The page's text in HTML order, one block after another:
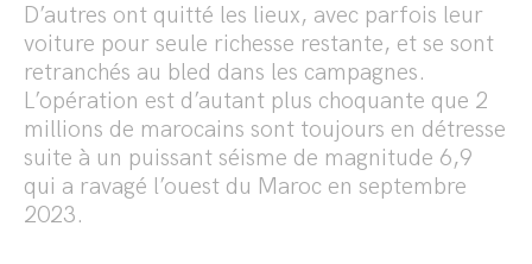
D’autres ont quitté les lieux, avec parfois leur
voiture pour seule richesse restante, et se sont
retranchés au bled dans les campagnes.
L’opération est d’autant plus choquante que 2
millions de marocains sont toujours en détresse
suite à un puissant séisme de magnitude 6,9
qui a ravagé l’ouest du Maroc en septembre
2023.